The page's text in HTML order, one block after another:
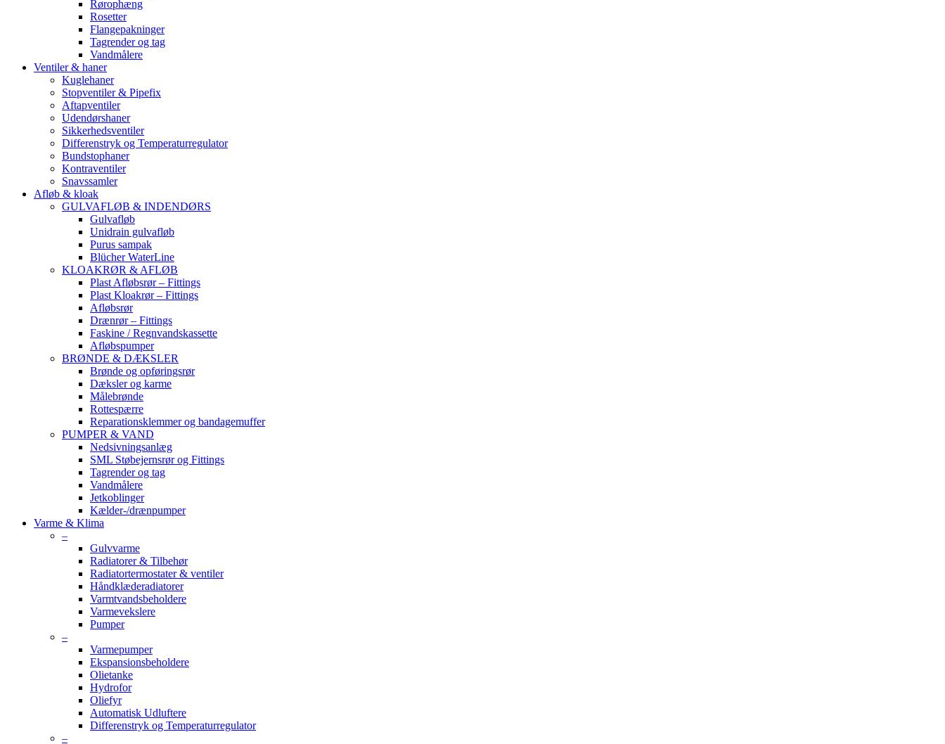
Rørophæng
Rosetter
Flangepakninger
Tagrender og tag
Vandmålere
Ventiler & haner
Kuglehaner
Stopventiler & Pipefix
Aftapventiler
Udendørshaner
Sikkerhedsventiler
Differenstryk og Temperaturregulator
Bundstophaner
Kontraventiler
Snavssamler
Afløb & kloak
GULVAFLØB & INDENDØRS
Gulvafløb
Unidrain gulvafløb
Purus sampak
Blücher WaterLine
KLOAKRØR & AFLØB
Plast Afløbsrør – Fittings
Plast Kloakrør – Fittings
Afløbsrør
Drænrør – Fittings
Faskine / Regnvandskassette
Afløbspumper
BRØNDE & DÆKSLER
Brønde og opføringsrør
Dæksler og karme
Målebrønde
Rottespærre
Reparationsklemmer og bandagemuffer
PUMPER & VAND
Nedsivningsanlæg
SML Støbejernsrør og Fittings
Tagrender og tag
Vandmålere
Jetkoblinger
Kælder-/drænpumper
Varme & Klima
–
Gulvvarme
Radiatorer & Tilbehør
Radiatortermostater & ventiler
Håndklæderadiatorer
Varmtvandsbeholdere
Varmevekslere
Pumper
–
Varmepumper
Ekspansionsbeholdere
Olietanke
Hydrofor
Oliefyr
Automatisk Udluftere
Differenstryk og Temperaturregulator
–